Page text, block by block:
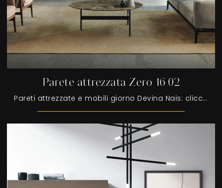
Parete attrezzata Zero 16 02
Pareti attrezzate e mobili giorno Devina Nais: clicca e scopri il modello Parete attrezzata Zero 16 02 e potrai completare stanze moderne di ogni ...